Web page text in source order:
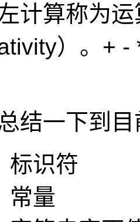
计算称为
） 。+ -
结一下到
识符
常量